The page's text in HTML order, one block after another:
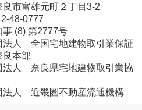
良市富雄元町２丁目3-2
48-0777
事 (8) 第2777号
法人 全国宅地建物取引業保証
本部
法人 奈良県宅地建物取引業協
法人 近畿圏不動産流通機構